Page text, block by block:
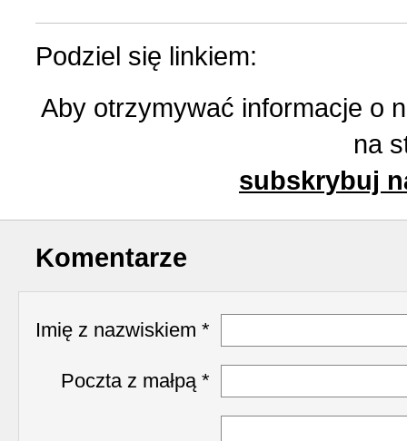
Podziel się linkiem:
Aby otrzymywać informacje o
na
subskrybuj
Komentarze
Imię z nazwiskiem *
Poczta z małpą *